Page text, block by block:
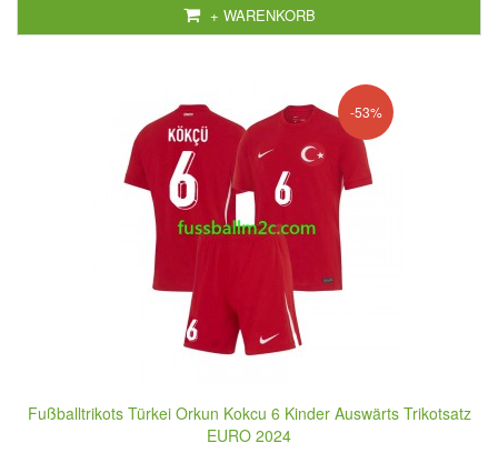
+ WARENKORB
-53%
Fußballtrikots Türkei Orkun Kokcu 6 Kinder Auswärts Trikotsatz
EURO 2024